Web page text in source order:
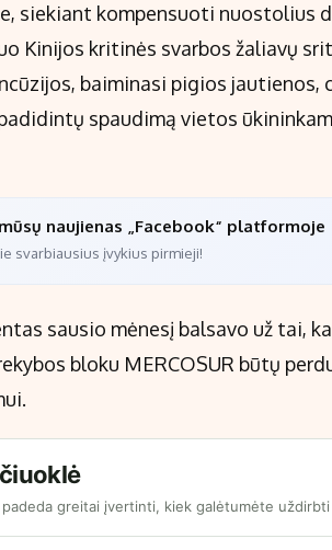
siekiant kompensuoti nuostolius
Kinijos kritinės svarbos žaliavų
baiminasi pigios jautienos,
spaudimą vietos
naujienas „Facebook“ platformoje
svarbiausius įvykius pirmieji!
sausio mėnesį balsavo už tai,
bloku MERCOSUR būtų